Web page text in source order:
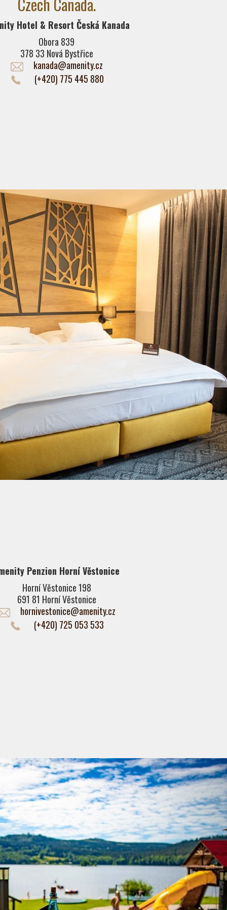
Hotel & Resort Česká Kanada
Obora 839
378 33 Nová Bystřice
kanada@amenity.cz
(+420) 775 445 880
Penzion Horní Věstonice
Horní Věstonice 198
691 81 Horní Věstonice
hornivestonice@amenity.cz
(+420) 725 053 533